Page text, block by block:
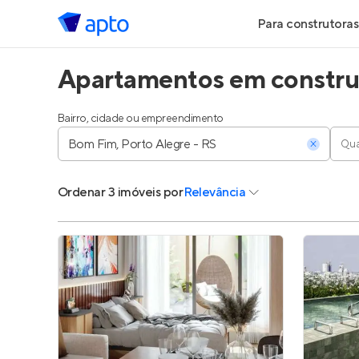
Para construtoras
Geração de
Geração de
Parcerias
Anunciar
Entrar no
Apartamentos em
Bairro, cidade ou empreendimento
Ordenar3 imóveis porRelevância